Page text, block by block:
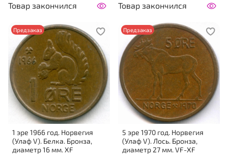
Товар закончился Товар закончился
Предзаказ
1 эре 1966 год. Норвегия
(Улаф V). Белка. Бронза,
диаметр 16 мм. XF
Предзаказ
5 эре 1970 год. Норвегия
(Улаф V). Лось. Бронза,
диаметр 27 мм. VF-XF